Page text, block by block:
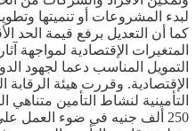
لبدء المشروعات أو تنميتها
كما أن التعديل برفع قيمة الحد
المتغيرات الإقتصادية لمواجهة
التمويل المناسب دعما لجهود
الإقتصادية. وقررت هيئة الرقابة
250 ألف جنيه في ضوء العمل